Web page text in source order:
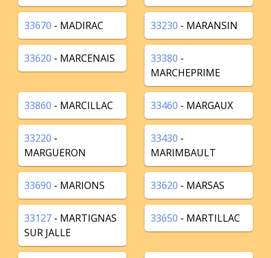
33670 - MADIRAC 33230 - MARANSIN
33620 - MARCENAIS 33380 -
MARCHEPRIME
33860 - MARCILLAC 33460 - MARGAUX
33220 -
MARGUERON
33430 -
MARIMBAULT
33690 - MARIONS 33620 - MARSAS
33127 - MARTIGNAS
SUR JALLE
33650 - MARTILLAC